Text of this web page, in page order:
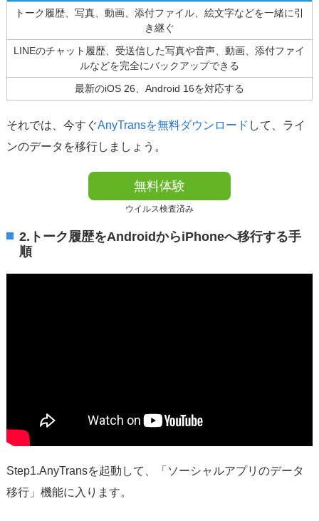
トーク履歴、写真、動画、添付ファイル、絵文字などを一緒に引
き継ぐ
LINEのチャット履歴、受送信した写真や音声、動画、添付ファイ
ルなどを完全にバックアップできる
最新のiOS 26、Android 16を対応する
それでは、今すぐAnyTransを無料ダウンロード して、ライ
ンのデータを移行しましょう。
無料体験
ウイルス検査済み
2.トーク履歴をAndroidからiPhoneへ移行する手
順
Step1.AnyTransを起動して、「ソーシャルアプリのデータ
移行」機能に入ります。